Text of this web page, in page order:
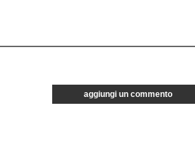
aggiungi un commento